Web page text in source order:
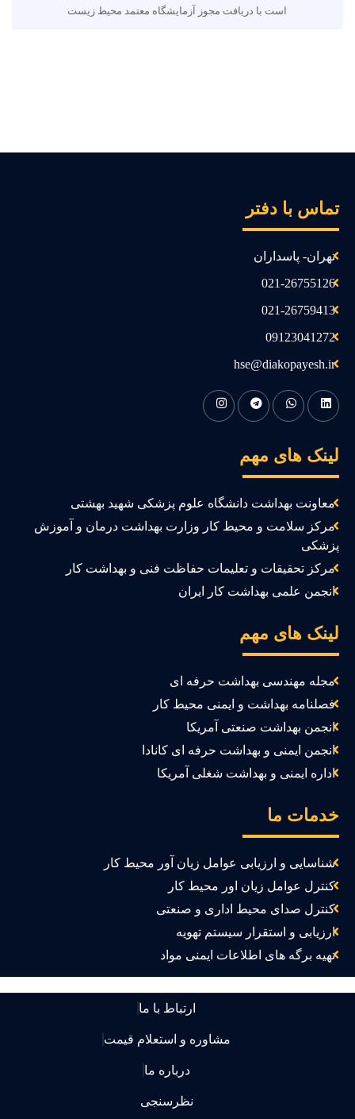
است با دریافت مجوز آزمایشگاه معتمد محیط زیست
با دفتر
تهران- پاسداران
021-26755126
021-26759413
09123041272
hse@diakopayesh.ir
های مهم
معاونت بهداشت دانشگاه علوم پزشکی شهید بهشتی
مرکز سلامت و محیط کار وزارت بهداشت درمان و آموزش
مرکز تحقیقات و تعلیمات حفاظت فنی و بهداشت کار
انجمن علمی بهداشت کار ایران
های مهم
مجله مهندسی بهداشت حرفه ای
فصلنامه بهداشت و ایمنی محیط کار
انجمن بهداشت صنعتی آمریکا
انجمن ایمنی و بهداشت حرفه ای کانادا
اداره ایمنی و بهداشت شغلی آمریکا
ما
شناسایی و ارزیابی عوامل زیان آور محیط کار
کنترل عوامل زیان اور محیط کار
کنترل صدای محیط اداری و صنعتی
ارزیابی و استقرار سیستم تهویه
تهیه برگه های اطلاعات ایمنی مواد
ارتباط با ما
مشاوره و استعلام قیمت
درباره ما
نظرسنجی